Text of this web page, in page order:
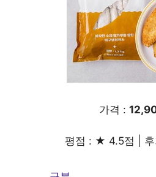
가격 :
평점 : ★ 4.5점 | 후